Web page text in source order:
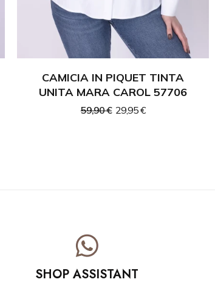
CAMICIA IN PIQUET TINTA
UNITA MARA CAROL 57706
59,90 € 29,95 €
SHOP ASSISTANT